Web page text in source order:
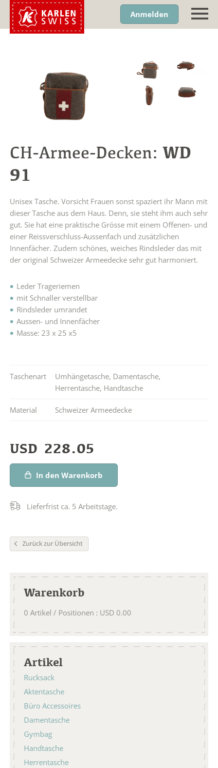
Anmelden
CH-Armee-Decken: WD
91
Unisex Tasche. Vorsicht Frauen sonst spaziert ihr Mann mit
dieser Tasche aus dem Haus. Denn, sie steht ihm auch sehr
gut. Sie hat eine praktische Grösse mit einem Offenen- und
einer Reissverschluss-Aussenfach und zusätzlichen
Innenfächer. Zudem schönes, weiches Rindsleder das mit
der original Schweizer Armeedecke sehr gut harmoniert.
Leder Trageriemen
mit Schnaller verstellbar
Rindsleder umrandet
Aussen- und Innenfächer
Masse: 23 x 25 x5
Taschenart Umhängetasche, Damentasche,
Herrentasche, Handtasche
Material Schweizer Armeedecke
USD 228.05
In den Warenkorb
Lieferfrist ca. 5 Arbeitstage.
Zurück zur Übersicht
Warenkorb
0 Artikel / Positionen : USD 0.00
Artikel
Rucksack
Aktentasche
Büro Accessoires
Damentasche
Gymbag
Handtasche
Herrentasche